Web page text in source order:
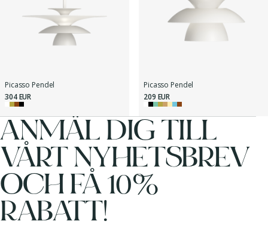
Picasso Pendel
304 EUR
Picasso Pendel
209 EUR
ANMÄL DIG TILL
VÅRT NYHETSBREV
OCH FÅ 10%
RABATT!